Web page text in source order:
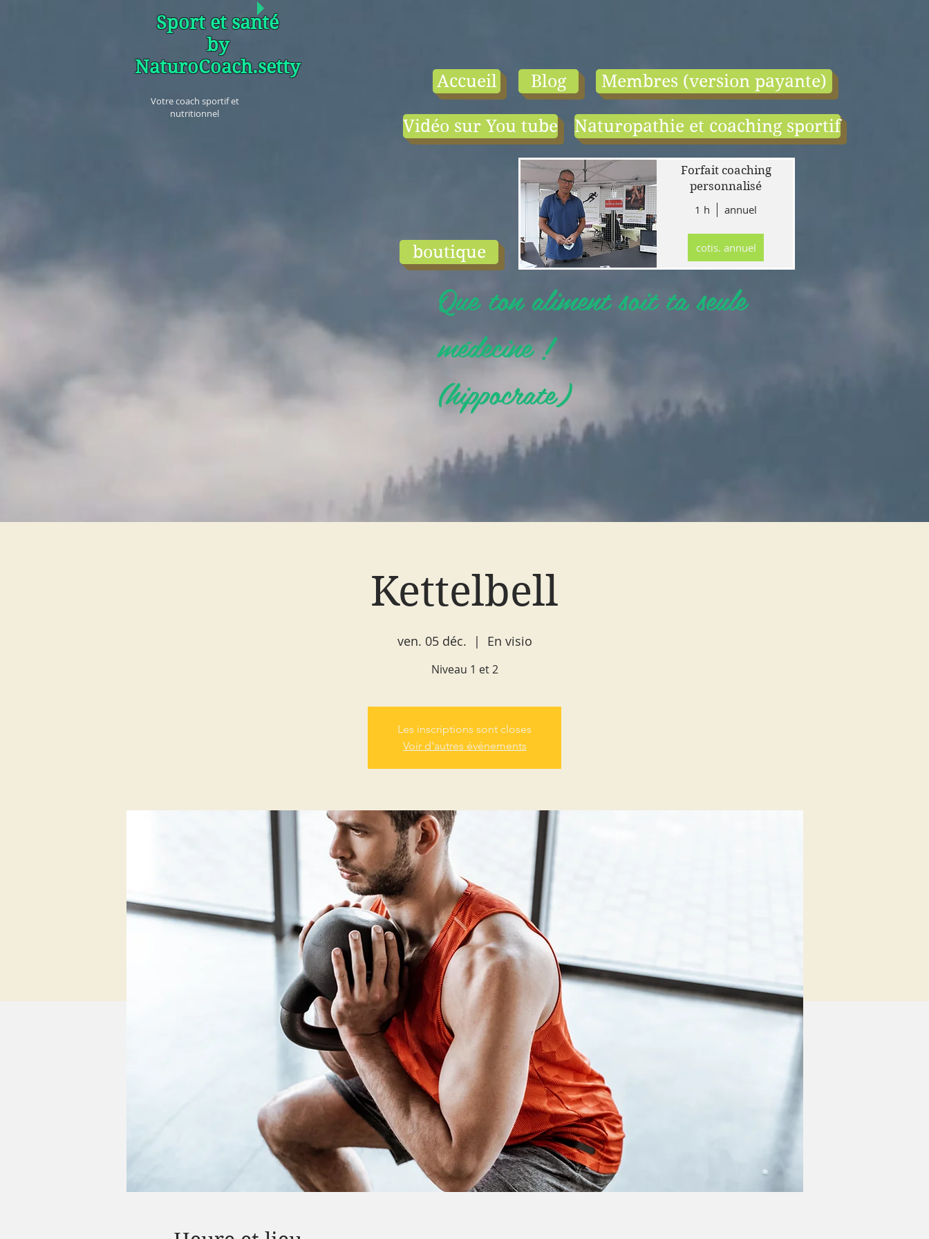
Sport et santé
by
NaturoCoach.setty
Votre coach sportif et
nutritionnel
Accueil Blog Membres (version payante)
Vidéo sur You tube Naturopathie et coaching sportif
boutique
- le tarif comprend:
1) une visio-
conférence par
mois en salle ou en
ligne.
2) 1 cours en
groupe de condition
physique en ligne
ou en salle par
semaine (sauf juillet
Forfait coaching
personnalisé
1 h
annuel
cotis. annuel
Que ton aliment soit ta seule
médecine !
(hippocrate)
Kettelbell
ven. 05 déc.
  |
En visio
Niveau 1 et 2
Les inscriptions sont closes
Voir d'autres événements